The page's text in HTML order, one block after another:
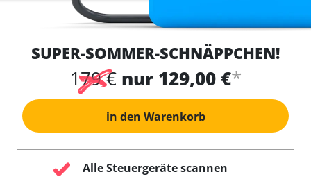
SUPER-SOMMER-SCHNÄPPCHEN!
179 € nur 129,00 €*
in den Warenkorb
Alle Steuergeräte scannen